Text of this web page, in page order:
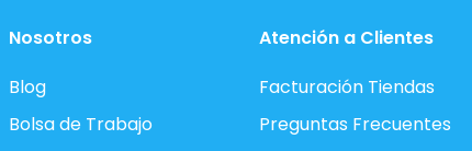
Nosotros
Blog
Bolsa de Trabajo
Atención a Clientes
Facturación Tiendas
Preguntas Frecuentes